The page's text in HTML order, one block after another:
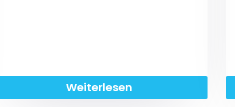
Weiterlesen